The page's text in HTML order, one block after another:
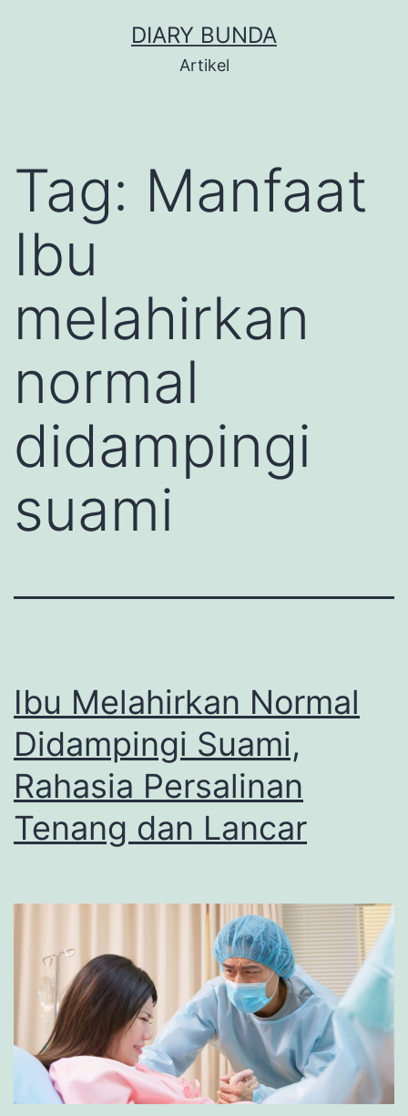
DIARY BUNDA
Artikel
Tag: Manfaat
Ibu
melahirkan
normal
didampingi
suami
Ibu Melahirkan Normal
Didampingi Suami,
Rahasia Persalinan
Tenang dan Lancar